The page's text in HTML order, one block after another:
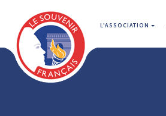
L'ASSOCIATION